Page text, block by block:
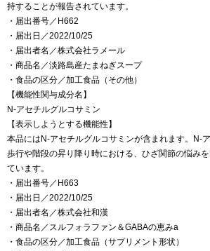
持することが報告されています。
・届出番号／H662
・届出日／2022/10/25
・届出者名／株式会社ラメール
・商品名／淡路島産たまねぎスープ
・食品の区分／加工食品（その他）
【機能性関与成分名】
N-アセチルグルコサミン
【表示しようとする機能性】
本品にはN-アセチルグルコサミンが含まれます。N-
歩行や階段の昇り降り時における、ひざ関節の悩み
ています。
・届出番号／H663
・届出日／2022/10/25
・届出者名／株式会社和漢
・商品名／スルフォラファン＆GABAの恵みa
・食品の区分／加工食品（サプリメント形状）